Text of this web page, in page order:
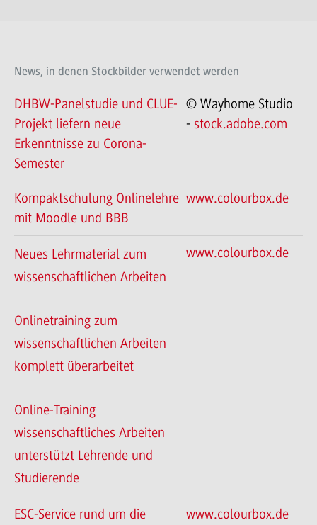
News, in denen Stockbilder verwendet werden
DHBW-Panelstudie und CLUE-
Projekt liefern neue
Erkenntnisse zu Corona-
Semester
© Wayhome Studio
- stock.adobe.com
Kompaktschulung Onlinelehre
mit Moodle und BBB
www.colourbox.de
Neues Lehrmaterial zum
wissenschaftlichen Arbeiten
Onlinetraining zum
wissenschaftlichen Arbeiten
komplett überarbeitet
Online-Training
wissenschaftliches Arbeiten
unterstützt Lehrende und
Studierende
www.colourbox.de
ESC-Service rund um die
www.colourbox.de